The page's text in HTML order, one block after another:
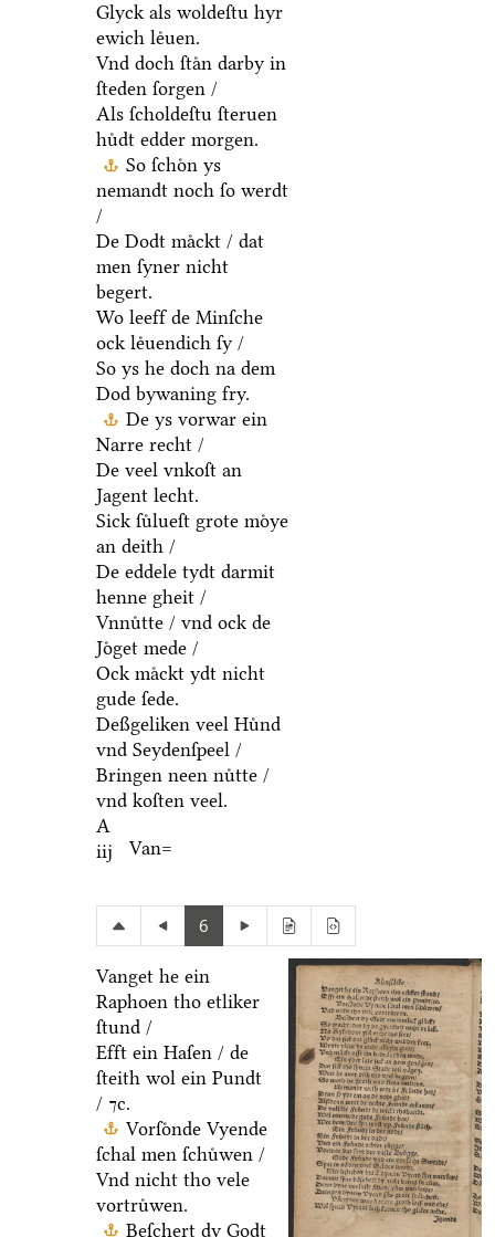
Glyck als woldeſtu hyr
ewich leͤuen.
Vnd doch ſtaͤn darby in
ſteden ſorgen /
Als ſcholdeſtu ſteruen
huͤdt edder morgen.
So ſchoͤn ys
nemandt noch ſo werdt
/
De Dodt maͤckt / dat
men ſyner nicht
begert.
Wo leeff de Minſche
ock leͤuendich ſy /
So ys he doch na dem
Dod bywaning fry.
De ys vorwar ein
Narre recht /
De veel vnkoſt an
Jagent lecht.
Sick ſuͤlueſt grote moͤye
an deith /
De eddele tydt darmit
henne gheit /
Vnnuͤtte / vnd ock de
Joͤget mede /
Ock maͤckt ydt nicht
gude ſede.
Deßgeliken veel Huͤnd
vnd Seydenſpeel /
Bringen neen nuͤtte /
vnd koſten veel.
A
iij
Van=
6
Vanget he ein
Raphoen tho etliker
ſtund /
Efft ein Haſen / de
ſteith wol ein Pundt
/ ⁊c.
Vorſoͤnde Vyende
ſchal men ſchuͤwen /
Vnd nicht tho vele
vortruͤwen.
Beſchert dy Godt